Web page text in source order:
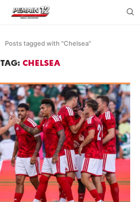
Posts tagged with "Chelsea"
TAG: CHELSEA